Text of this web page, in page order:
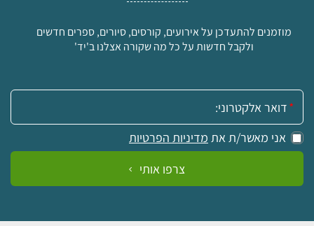
מוזמנים להתעדכן על אירועים, קורסים, סיורים, ספרים חדשים
ולקבל חדשות על כל מה שקורה אצלנו ב'יד'
אימייל:
אני מאשר/ת את מדיניות הפרטיות
צרפו אותי